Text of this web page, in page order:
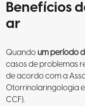
Benefícios
ar
Quandoum período
casos de problemas
de acordo com a
Otorrinolaringologia
CCF).